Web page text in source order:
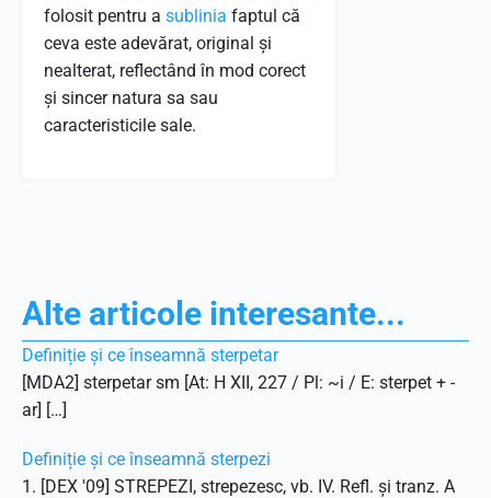
folosit pentru a sublinia faptul că
ceva este adevărat, original și
nealterat, reflectând în mod corect
și sincer natura sa sau
caracteristicile sale.
Alte articole interesante...
Definiție și ce înseamnă sterpetar
[MDA2] sterpetar sm [At: H XII, 227 / Pl: ~i / E: sterpet + -
ar] […]
Definiție și ce înseamnă sterpezi
1. [DEX '09] STREPEZI, strepezesc, vb. IV. Refl. și tranz. A